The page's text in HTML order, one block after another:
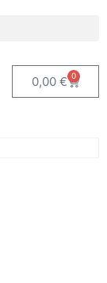
0,00 € 0